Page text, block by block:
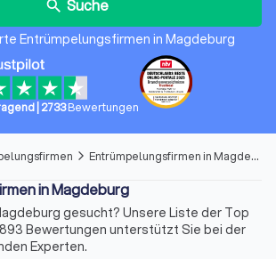
search Suche
Entrümpelungsfirmen in Magdeburg
| 2733 Bewertungen
arrow_forward_ios Entrümpelungsfirmen in Magdeburg
in Magdeburg
gesucht? Unsere Liste der Top
Bewertungen unterstützt Sie bei der
Experten.